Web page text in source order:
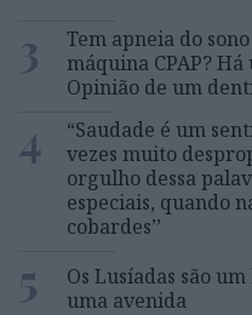
3
Tem apneia do
máquina CPAP?
Opinião de um
4
“Saudade é um
vezes muito
orgulho dessa
especiais, quando
cobardes’’
5
Os Lusíadas são
uma avenida